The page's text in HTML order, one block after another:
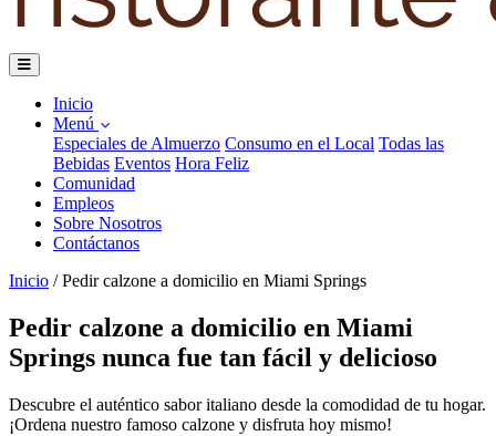
Inicio
Menú
Especiales de Almuerzo Consumo en el Local Todas las
Bebidas Eventos Hora Feliz
Comunidad
Empleos
Sobre Nosotros
Contáctanos
Inicio / Pedir calzone a domicilio en Miami Springs
Pedir calzone a domicilio en Miami
Springs nunca fue tan fácil y delicioso
Descubre el auténtico sabor italiano desde la comodidad de tu hogar.
¡Ordena nuestro famoso calzone y disfruta hoy mismo!